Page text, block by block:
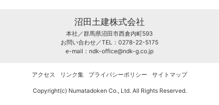
沼田土建株式会社
本社／群馬県沼田市西倉内町593
お問い合わせ／TEL：0278-22-5175
e-mail： ndk-office@ndk-g.co.jp
アクセス リンク集 プライバシーポリシー サイトマップ
Copyright(c) Numatadoken Co., Ltd. All Rights Reserved.